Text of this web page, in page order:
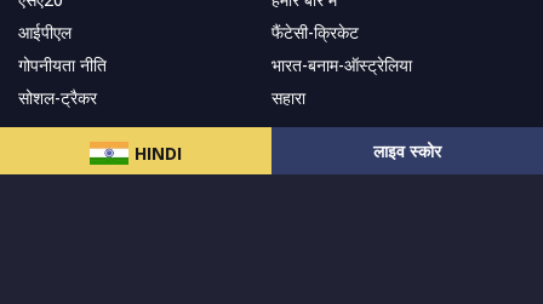
HINDI लाइव स्कोर
आईपीएल
फैंटेसी-क्रिकेट
गोपनीयता नीति
भारत-बनाम-ऑस्ट्रेलिया
सोशल-ट्रैकर
सहारा
हमारे समाचार पत्र के सदस्य बनें